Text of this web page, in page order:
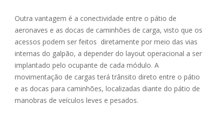
Outra vantagem é a conectividade entre o pátio de
aeronaves e as docas de caminhões de carga, visto que os
acessos podem ser feitos diretamente por meio das vias
internas do galpão, a depender do layout operacional a ser
implantado pelo ocupante de cada módulo. A
movimentação de cargas terá trânsito direto entre o pátio
e as docas para caminhões, localizadas diante do pátio de
manobras de veículos leves e pesados.